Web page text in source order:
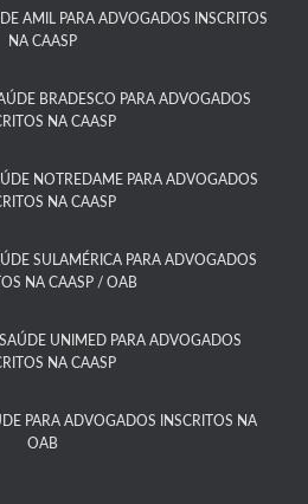
AMIL PARA ADVOGADOS INSCRITOS
NA CAASP​
BRADESCO PARA ADVOGADOS
NA CAASP​
NOTREDAME PARA ADVOGADOS
NA CAASP
SULAMÉRICA PARA ADVOGADOS
NA CAASP / OAB
UNIMED PARA ADVOGADOS
NA CAASP
PARA ADVOGADOS INSCRITOS NA
OAB